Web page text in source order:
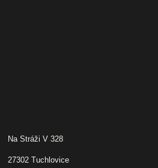
Na Stráži V 328
27302 Tuchlovice